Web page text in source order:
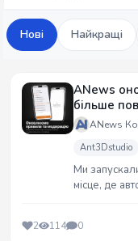
Нові Найкращі
ANews
більше
ANews
Ant3Dstudio
Ми
місце, де
голос
на довірі, а
2 114 0